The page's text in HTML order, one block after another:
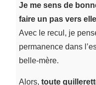
Je me sens de
faire un pas vers elle
Avec le recul, je
permanence dans
belle-mère.
Alors, toute